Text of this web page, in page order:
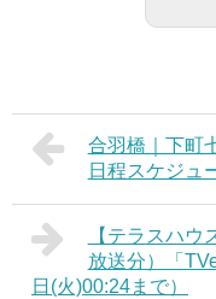
合羽橋｜下町
日程スケジュ
【テラスハウ
放送分）「
日(火)00:24まで）